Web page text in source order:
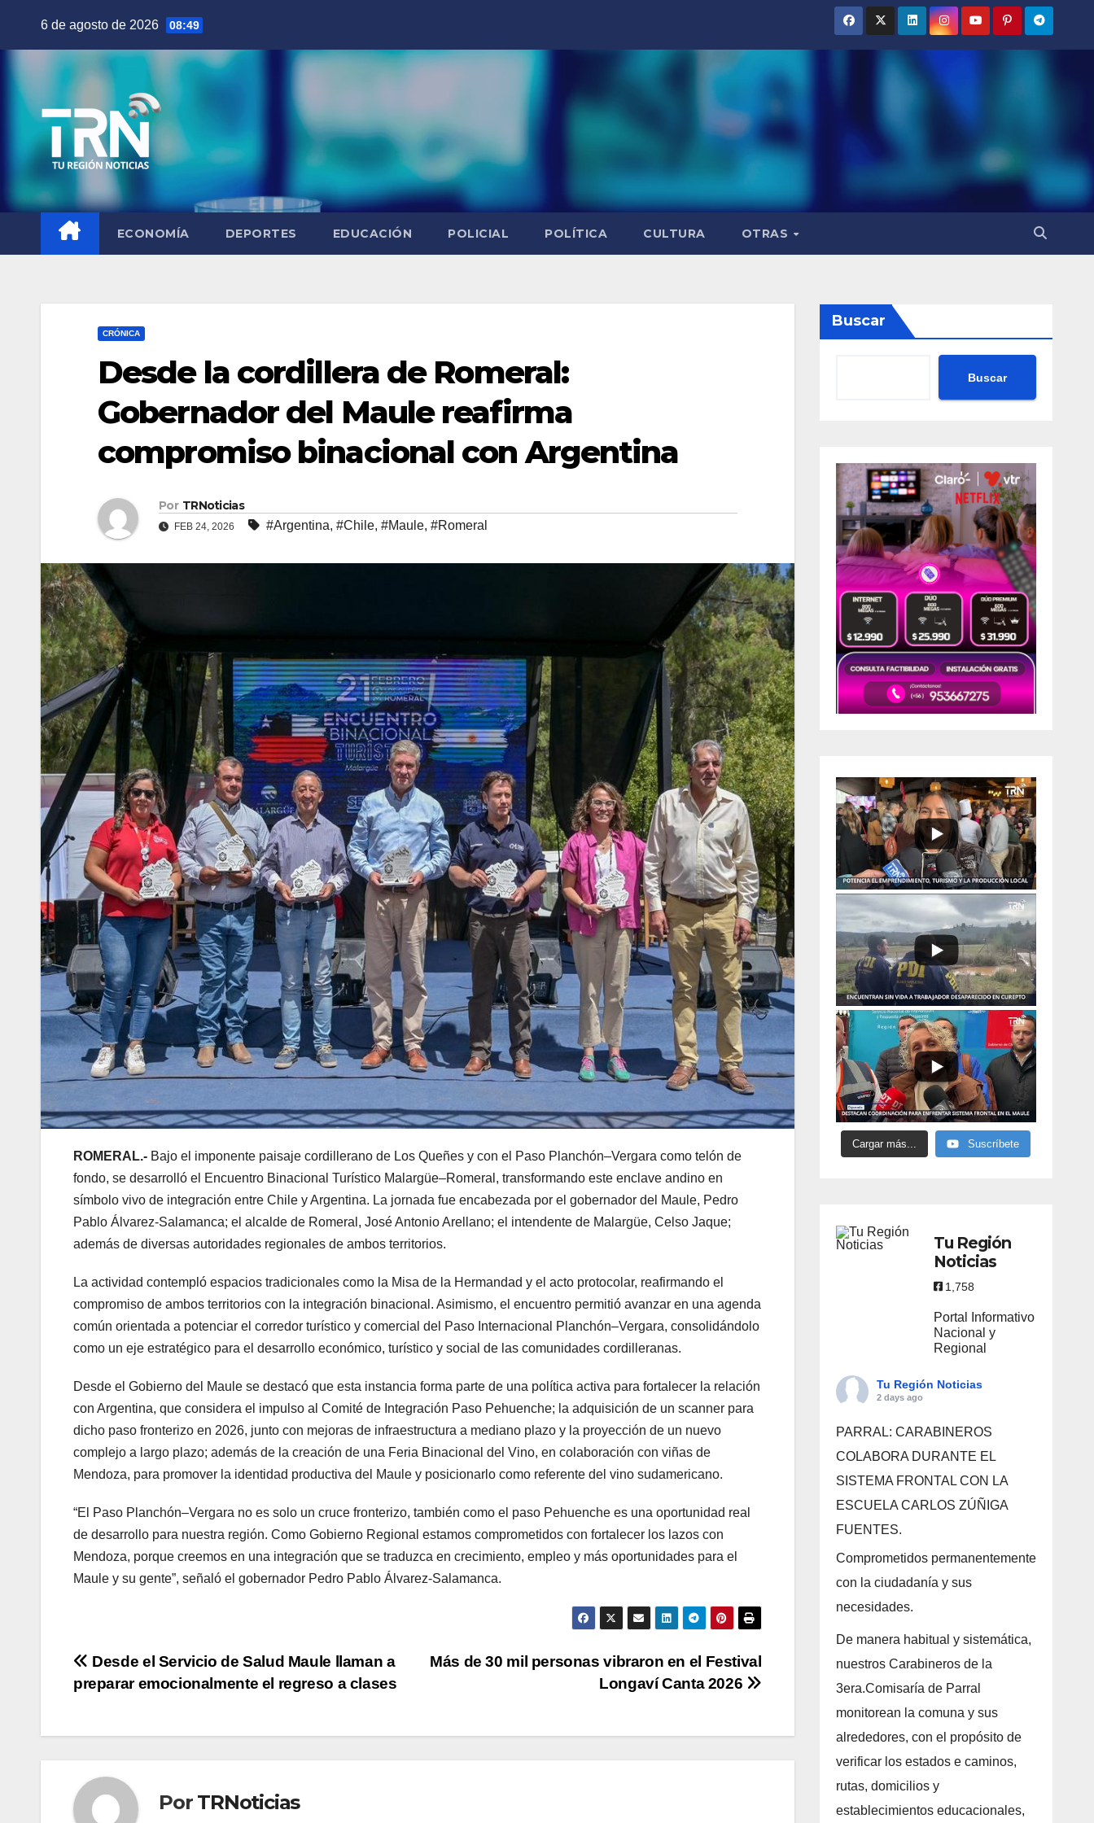
6 de agosto de 2026 08:49
ECONOMÍA DEPORTES EDUCACIÓN POLICIAL POLÍTICA CULTURA OTRAS
CRÓNICA
Desde la cordillera de Romeral:
Gobernador del Maule reafirma
compromiso binacional con Argentina
Por TRNoticias
FEB 24, 2026 #Argentina, #Chile, #Maule, #Romeral
ROMERAL.- Bajo el imponente paisaje cordillerano de Los Queñes y con el Paso Planchón–Vergara como telón de
fondo, se desarrolló el Encuentro Binacional Turístico Malargüe–Romeral, transformando este enclave andino en
símbolo vivo de integración entre Chile y Argentina. La jornada fue encabezada por el gobernador del Maule, Pedro
Pablo Álvarez-Salamanca; el alcalde de Romeral, José Antonio Arellano; el intendente de Malargüe, Celso Jaque;
además de diversas autoridades regionales de ambos territorios.
La actividad contempló espacios tradicionales como la Misa de la Hermandad y el acto protocolar, reafirmando el
compromiso de ambos territorios con la integración binacional. Asimismo, el encuentro permitió avanzar en una agenda
común orientada a potenciar el corredor turístico y comercial del Paso Internacional Planchón–Vergara, consolidándolo
como un eje estratégico para el desarrollo económico, turístico y social de las comunidades cordilleranas.
Desde el Gobierno del Maule se destacó que esta instancia forma parte de una política activa para fortalecer la relación
con Argentina, que considera el impulso al Comité de Integración Paso Pehuenche; la adquisición de un scanner para
dicho paso fronterizo en 2026, junto con mejoras de infraestructura a mediano plazo y la proyección de un nuevo
complejo a largo plazo; además de la creación de una Feria Binacional del Vino, en colaboración con viñas de
Mendoza, para promover la identidad productiva del Maule y posicionarlo como referente del vino sudamericano.
“El Paso Planchón–Vergara no es solo un cruce fronterizo, también como el paso Pehuenche es una oportunidad real
de desarrollo para nuestra región. Como Gobierno Regional estamos comprometidos con fortalecer los lazos con
Mendoza, porque creemos en una integración que se traduzca en crecimiento, empleo y más oportunidades para el
Maule y su gente”, señaló el gobernador Pedro Pablo Álvarez-Salamanca.
Navegación
de
entradas
Más de 30 mil personas vibraron en el Festival
Longaví Canta 2026
Desde el Servicio de Salud Maule llaman a
preparar emocionalmente el regreso a clases
Por TRNoticias
Buscar
Buscar
Cargar más... Suscríbete
Tu Región
Noticias
1,758
Portal Informativo
Nacional y
Regional
Tu Región Noticias
2 days ago
PARRAL: CARABINEROS
COLABORA DURANTE EL
SISTEMA FRONTAL CON LA
ESCUELA CARLOS ZÚÑIGA
FUENTES.
Comprometidos permanentemente
con la ciudadanía y sus
necesidades.
De manera habitual y sistemática,
nuestros Carabineros de la
3era.Comisaría de Parral
monitorean la comuna y sus
alrededores, con el propósito de
verificar los estados e caminos,
rutas, domicilios y
establecimientos educacionales,